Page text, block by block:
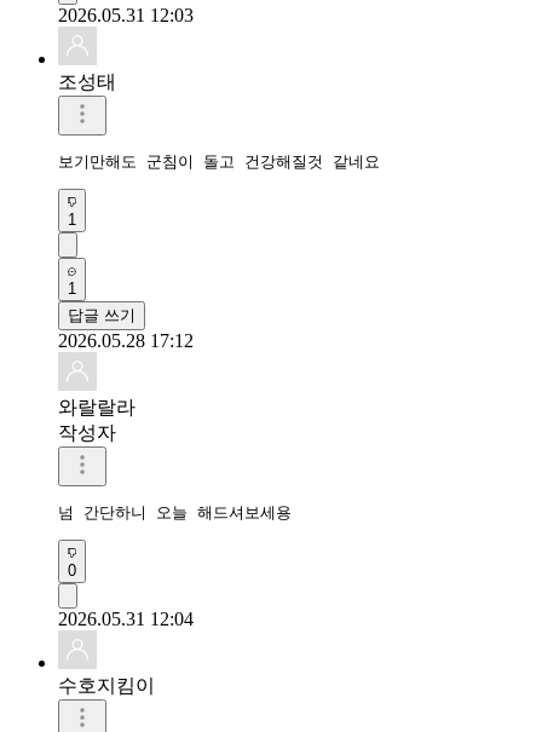
2026.05.31 12:03
조성태
보기만해도 군침이 돌고 건강해질것 같네요
1
1
답글 쓰기
2026.05.28 17:12
와랄랄라
작성자
넘 간단하니 오늘 해드셔보세용
0
2026.05.31 12:04
수호지킴이